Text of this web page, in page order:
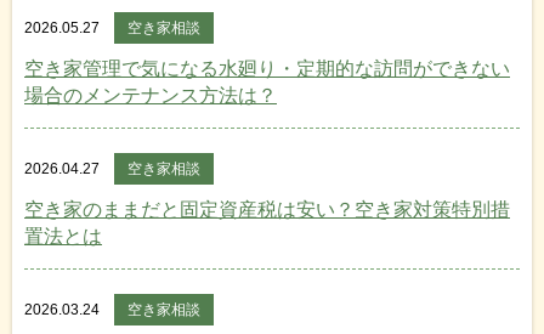
2026.05.27 空き家相談
空き家管理で気になる水廻り・定期的な訪問ができない
場合のメンテナンス方法は？
2026.04.27 空き家相談
空き家のままだと固定資産税は安い？空き家対策特別措
置法とは
2026.03.24 空き家相談